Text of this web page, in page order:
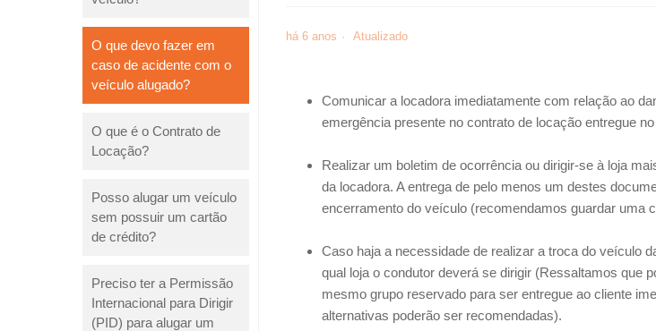
O que devo fazer em
caso de acidente com o
veículo alugado?
O que é o Contrato de
Locação?
Posso alugar um veículo
sem possuir um cartão
de crédito?
Preciso ter a Permissão
Internacional para Dirigir
(PID) para alugar um
há 6 anos Atualizado
Comunicar a locadora imediatamente com relação ao
emergência presente no contrato de locação entregue
Realizar um boletim de ocorrência ou dirigir-se à loja
da locadora. A entrega de pelo menos um destes
encerramento do veículo (recomendamos guardar uma
Caso haja a necessidade de realizar a troca do veículo
qual loja o condutor deverá se dirigir (Ressaltamos que
mesmo grupo reservado para ser entregue ao cliente
alternativas poderão ser recomendadas).